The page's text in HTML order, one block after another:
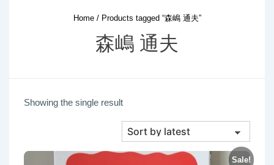
Home/ Products tagged “森嶋 通夫”
森嶋 通夫
Showing the single result
Sale!